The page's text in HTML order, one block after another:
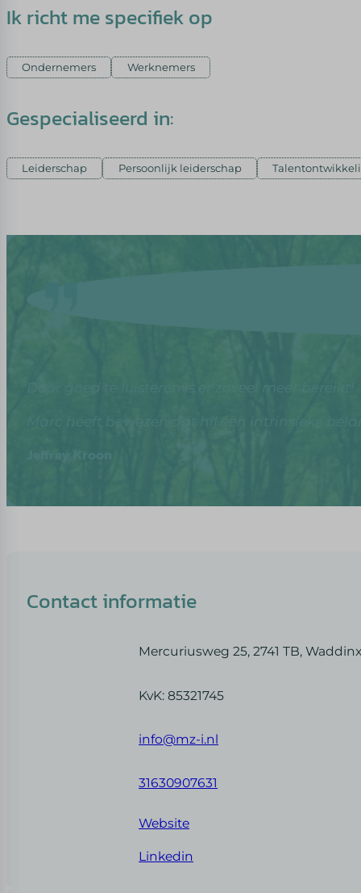
Ik richt me specifiek op
Ondernemers Werknemers
Gespecialiseerd in:
Leiderschap Persoonlijk leiderschap
Contact informatie
Mercuriusweg 25, 2741 TB,
KvK: 85321745
info@mz-i.nl
31630907631
Website
Linkedin